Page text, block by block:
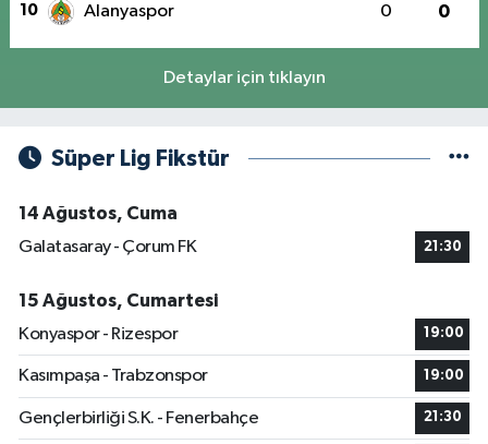
10 Alanyaspor 0 0
Detaylar için tıklayın
Süper Lig Fikstür
14 Ağustos, Cuma
Galatasaray - Çorum FK
21:30
15 Ağustos, Cumartesi
Konyaspor - Rizespor
19:00
Kasımpaşa - Trabzonspor 19:00
Gençlerbirliği S.K. - Fenerbahçe 21:30